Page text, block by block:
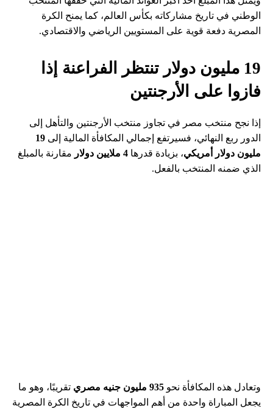
الوطني في تاريخ مشاركاته بكأس العالم، كما يمنح الكرة
المصرية دفعة قوية على المستويين الرياضي والاقتصادي.
19 مليون دولار تنتظر الفراعنة إذا
فازوا على الأرجنتين
إذا نجح منتخب مصر في تجاوز منتخب الأرجنتين والتأهل إلى
الدور ربع النهائي، فسيرتفع إجمالي المكافأة المالية إلى 19
مليون دولار أمريكي، بزيادة قدرها 4 ملايين دولار
مقارنة بالمبلغ
الذي ضمنه المنتخب بالفعل.
وتعادل هذه المكافأة نحو 935 مليون جنيه مصري
تقريبًا، وهو ما
يجعل المباراة واحدة من أهم المواجهات في تاريخ الكرة المصرية